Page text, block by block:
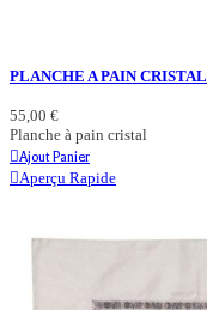
PLANCHE A PAIN CRISTAL
55,00 €
Planche à pain cristal
Ajout Panier
Aperçu Rapide